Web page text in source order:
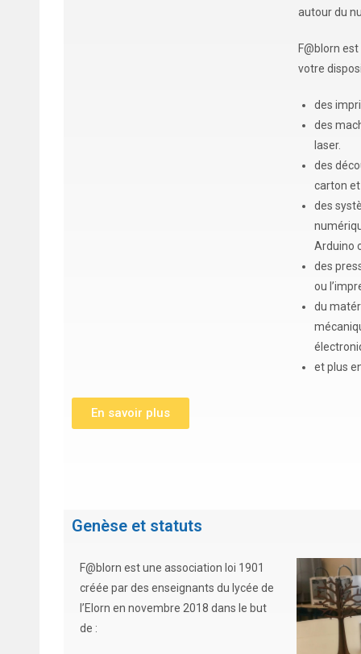
autour du
F@blorn
votre
des
des
laser.
des
carton
des
Arduino
des
ou
du
et plus
En savoir plus
Genèse et statuts
F@blorn est une association loi 1901
créée par des enseignants du lycée de
l’Elorn en novembre 2018 dans le but
de :